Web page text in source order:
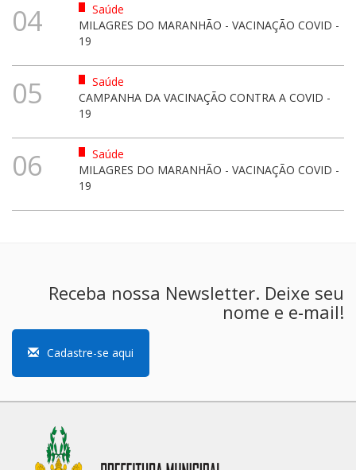
04
Saúde
MILAGRES DO MARANHÃO - VACINAÇÃO COVID -
19
05
Saúde
CAMPANHA DA VACINAÇÃO CONTRA A COVID -
19
06
Saúde
MILAGRES DO MARANHÃO - VACINAÇÃO COVID -
19
Receba nossa Newsletter. Deixe seu
nome e e-mail!
Cadastre-se aqui